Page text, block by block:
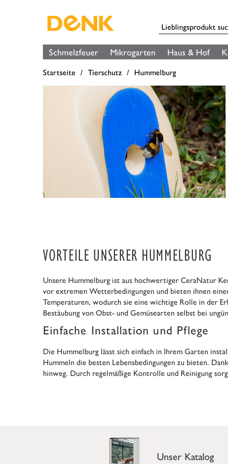
Schmelzfeuer Mikrogarten Haus & Hof
Startseite Tierschutz Hummelburg
VORTEILE UNSERER HUMMELBURG
Unsere Hummelburg ist aus hochwertiger CeraNatur
vor extremen Wetterbedingungen und bieten ihnen
Temperaturen, wodurch sie eine wichtige Rolle in der
Bestäubung von Obst- und Gemüsearten selbst bei
Einfache Installation und Pflege
Die Hummelburg lässt sich einfach in Ihrem Garten
Hummeln die besten Lebensbedingungen zu bieten.
hinweg. Durch regelmäßige Kontrolle und Reinigung
Unser Katalog